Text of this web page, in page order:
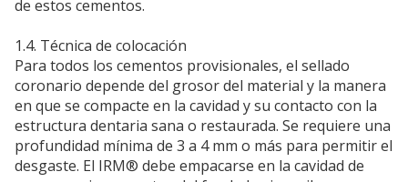
de estos cementos.
1.4. Técnica de colocación
Para todos los cementos provisionales, el sellado
coronario depende del grosor del material y la manera
en que se compacte en la cavidad y su contacto con la
estructura dentaria sana o restaurada. Se requiere una
profundidad mínima de 3 a 4 mm o más para permitir el
desgaste. El IRM® debe empacarse en la cavidad de